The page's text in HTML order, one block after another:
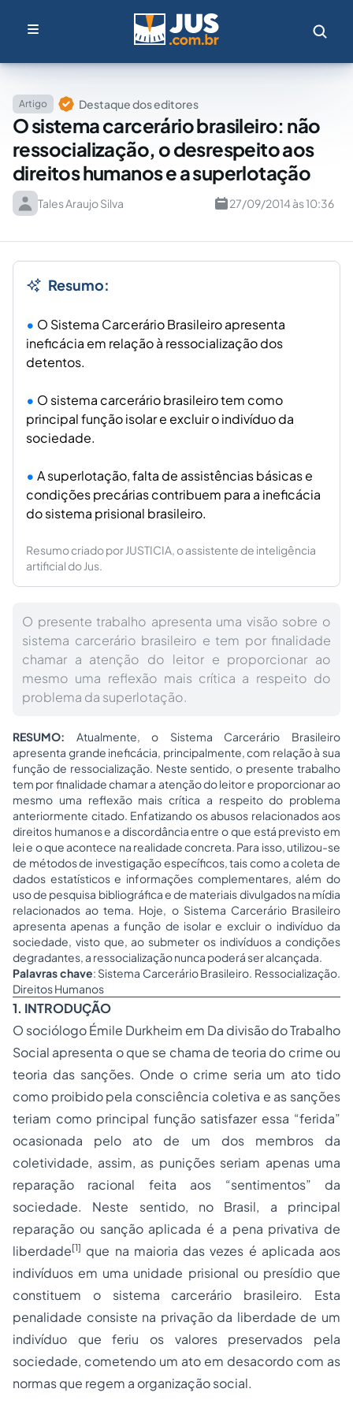
Artigo Destaque dos editores
O sistema carcerário brasileiro: não
ressocialização, o desrespeito aos
direitos humanos e a superlotação
Tales Araujo Silva 27/09/2014 às 10:36
Resumo:
O Sistema Carcerário Brasileiro apresenta
ineficácia em relação à ressocialização dos
detentos.
O sistema carcerário brasileiro tem como
principal função isolar e excluir o indivíduo da
sociedade.
A superlotação, falta de assistências básicas e
condições precárias contribuem para a ineficácia
do sistema prisional brasileiro.
Resumo criado por JUSTICIA, o assistente de inteligência
artificial do Jus.
O presente trabalho apresenta uma visão sobre o
sistema carcerário brasileiro e tem por finalidade
chamar a atenção do leitor e proporcionar ao
mesmo uma reflexão mais crítica a respeito do
problema da superlotação.
RESUMO: Atualmente, o Sistema Carcerário Brasileiro
apresenta grande ineficácia, principalmente, com relação à sua
função de ressocialização. Neste sentido, o presente trabalho
tem por finalidade chamar a atenção do leitor e proporcionar ao
mesmo uma reflexão mais crítica a respeito do problema
anteriormente citado. Enfatizando os abusos relacionados aos
direitos humanos e a discordância entre o que está previsto em
lei e o que acontece na realidade concreta. Para isso, utilizou-se
de métodos de investigação específicos, tais como a coleta de
dados estatísticos e informações complementares, além do
uso de pesquisa bibliográfica e de materiais divulgados na mídia
relacionados ao tema. Hoje, o Sistema Carcerário Brasileiro
apresenta apenas a função de isolar e excluir o indivíduo da
sociedade, visto que, ao submeter os indivíduos a condições
degradantes, a ressocialização nunca poderá ser alcançada.
Palavras chave: Sistema Carcerário Brasileiro. Ressocialização.
Direitos Humanos
1. INTRODUÇÃO
O sociólogo Émile Durkheim em Da divisão do Trabalho
Social apresenta o que se chama de teoria do crime ou
teoria das sanções. Onde o crime seria um ato tido
como proibido pela consciência coletiva e as sanções
teriam como principal função satisfazer essa “ferida”
ocasionada pelo ato de um dos membros da
coletividade, assim, as punições seriam apenas uma
reparação racional feita aos “sentimentos” da
sociedade. Neste sentido, no Brasil, a principal
reparação ou sanção aplicada é a pena privativa de
liberdade[1] que na maioria das vezes é aplicada aos
indivíduos em uma unidade prisional ou presídio que
constituem o sistema carcerário brasileiro. Esta
penalidade consiste na privação da liberdade de um
indivíduo que feriu os valores preservados pela
sociedade, cometendo um ato em desacordo com as
normas que regem a organização social.